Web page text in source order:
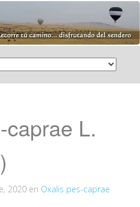
L.
2020 en Oxalis pes-caprae